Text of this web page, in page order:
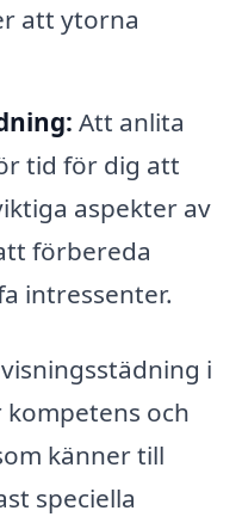
att ytorna
Att anlita
tid för dig att
aspekter av
förbereda
intressenter.
i
och
känner till
speciella